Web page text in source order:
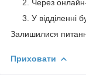
Через
У відділенні
Залишилися
Приховати